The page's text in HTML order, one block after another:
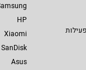
HP
Xiaomi
SanDisk
Asus